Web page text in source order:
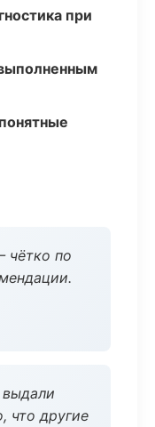
при
чётко по
что другие